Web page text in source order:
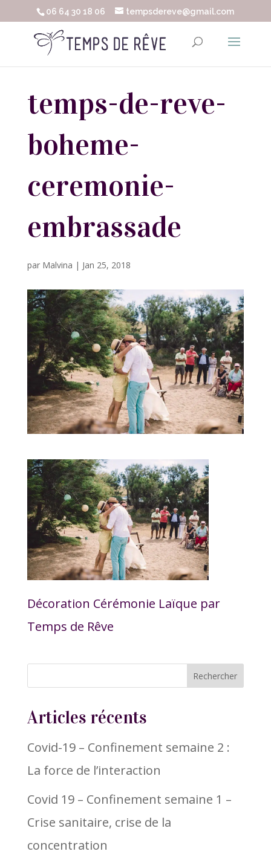
06 64 30 18 06 tempsdereve@gmail.com
temps-de-reve-
boheme-
ceremonie-
embrassade
par Malvina | Jan 25, 2018
Décoration Cérémonie Laïque par
Temps de Rêve
Articles récents
Covid-19 – Confinement semaine 2 :
La force de l’interaction
Covid 19 – Confinement semaine 1 –
Crise sanitaire, crise de la
concentration